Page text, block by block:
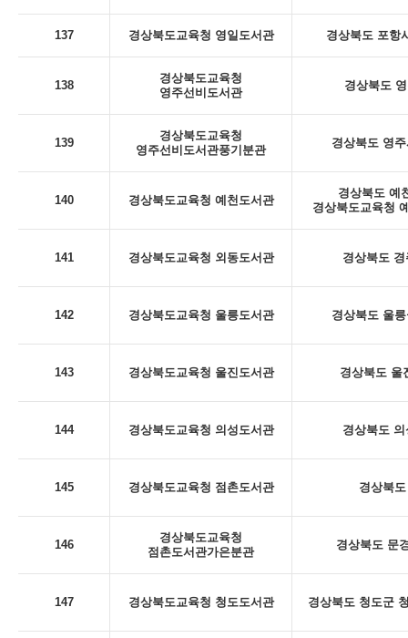
137 경상북도교육청 영일도서관 경상북도 포항
138
경상북도교육청
영주선비도서관
경상북도
139
경상북도교육청
영주선비도서관풍기분관
경상북도 영
140 경상북도교육청 예천도서관
경상북도 예
경상북도교육청
141 경상북도교육청 외동도서관 경상북도
142 경상북도교육청 울릉도서관 경상북도 울
143 경상북도교육청 울진도서관 경상북도 울
144 경상북도교육청 의성도서관 경상북도
145 경상북도교육청 점촌도서관 경상북
146
경상북도교육청
점촌도서관가은분관
경상북도 문
147 경상북도교육청 청도도서관 경상북도 청도군